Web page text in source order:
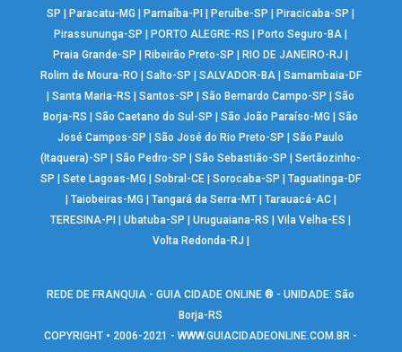
SP |Paracatu-MG |Parnaíba-PI |Peruíbe-SP |Piracicaba-SP |
Pirassununga-SP |PORTO ALEGRE-RS |Porto Seguro-BA |
Praia Grande-SP |Ribeirão Preto-SP |RIO DE JANEIRO-RJ |
Rolim de Moura-RO | Salto-SP | SALVADOR-BA| Samambaia-DF
|Santa Maria-RS |Santos-SP |São Bernardo Campo-SP |São
Borja-RS |São Caetano do Sul-SP |São João Paraíso-MG |São
José Campos-SP |São José do Rio Preto-SP |São Paulo
(Itaquera)-SP |São Pedro-SP |São Sebastião-SP |Sertãozinho-
SP |Sete Lagoas-MG |Sobral-CE |Sorocaba-SP |Taguatinga-DF
| Taiobeiras-MG | Tangará da Serra-MT| Tarauacá-AC|
TERESINA-PI |Ubatuba-SP |Uruguaiana-RS |Vila Velha-ES |
Volta Redonda-RJ |
REDE DE FRANQUIA - GUIA CIDADE ONLINE ® - UNIDADE: São
Borja-RS
COPYRIGHT • 2006-2021 -WWW.GUIACIDADEONLINE.COM.BR -